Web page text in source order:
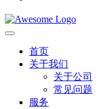
首页
关于我们
关于公司
常见问题
服务